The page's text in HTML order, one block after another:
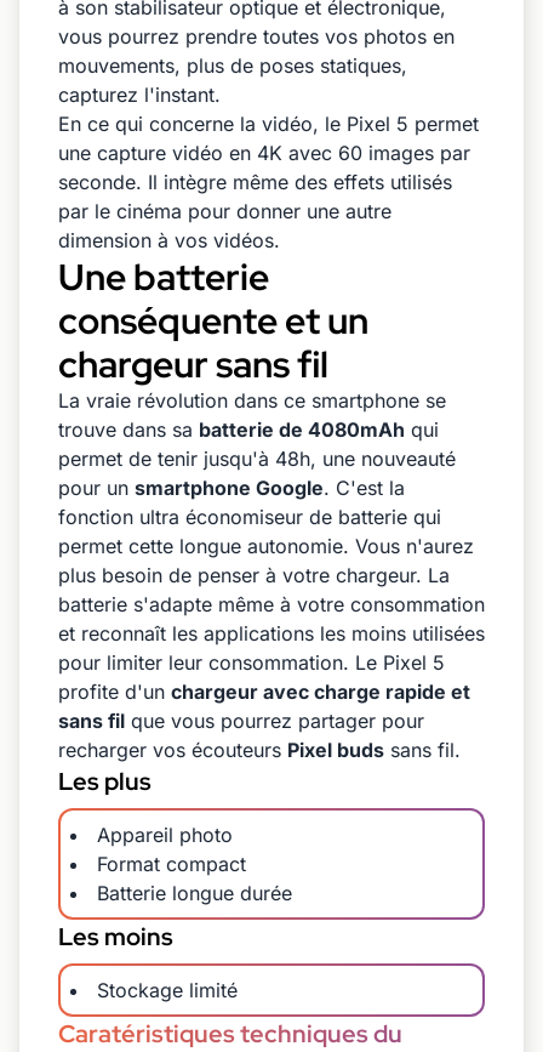
à son stabilisateur optique et électronique,
vous pourrez prendre toutes vos photos en
mouvements, plus de poses statiques,
capturez l'instant.
En ce qui concerne la vidéo, le Pixel 5 permet
une capture vidéo en 4K avec 60 images par
seconde. Il intègre même des effets utilisés
par le cinéma pour donner une autre
dimension à vos vidéos.
Une batterie
conséquente et un
chargeur sans fil
La vraie révolution dans ce smartphone se
trouve dans sa batterie de 4080mAh qui
permet de tenir jusqu'à 48h, une nouveauté
pour un smartphone Google. C'est la
fonction ultra économiseur de batterie qui
permet cette longue autonomie. Vous n'aurez
plus besoin de penser à votre chargeur. La
batterie s'adapte même à votre consommation
et reconnaît les applications les moins utilisées
pour limiter leur consommation. Le Pixel 5
profite d'un chargeur avec charge rapide et
sans fil que vous pourrez partager pour
recharger vos écouteurs Pixel buds sans fil.
Les plus
Appareil photo
Format compact
Batterie longue durée
Les moins
Stockage limité
Caratéristiques techniques du